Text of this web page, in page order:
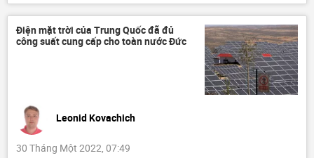
Điện mặt trời của Trung Quốc đã đủ
công suất cung cấp cho toàn nước Đức
Leonid Kovachich
30 Tháng Một 2022, 07:49